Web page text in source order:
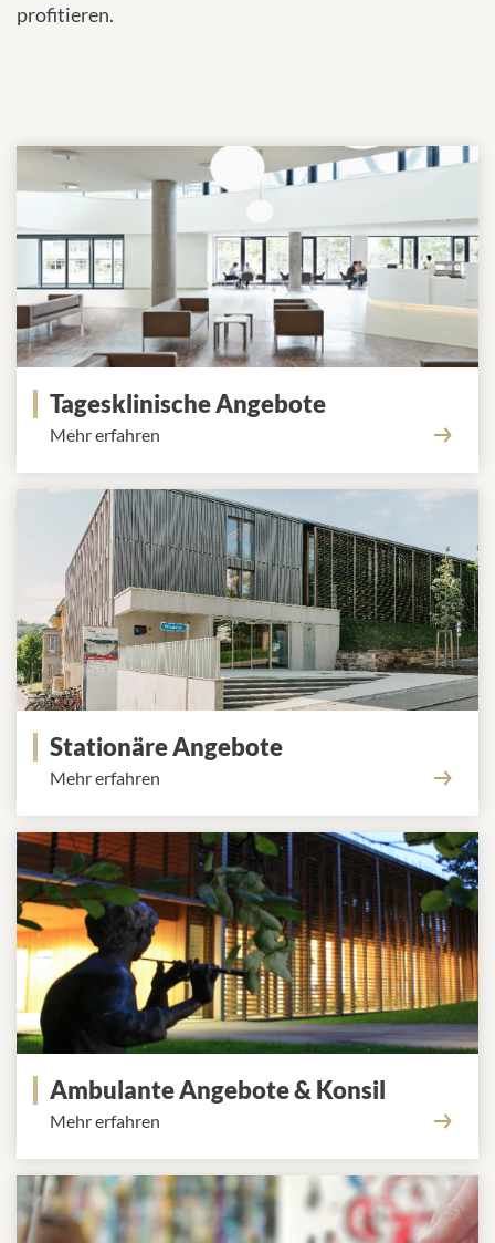
profitieren.
Tagesklinische Angebote
Mehr erfahren
Stationäre Angebote
Mehr erfahren
Ambulante Angebote & Konsil
Mehr erfahren